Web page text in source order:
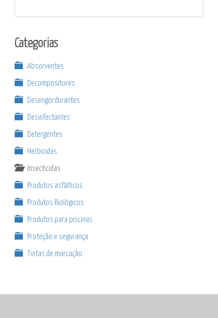
Categorias
Absorventes
Decompositores
Desengordurantes
Desinfectantes
Detergentes
Herbicidas
Insecticidas
Produtos asfálticos
Produtos Biológicos
Produtos para piscinas
Proteção e segurança
Tintas de marcação